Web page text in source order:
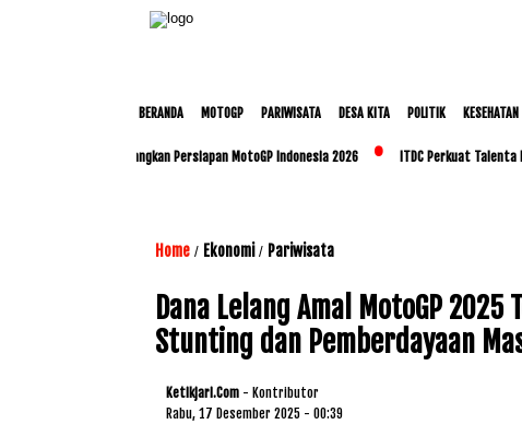
BERANDA MOTOGP PARIWISATA DESA KITA POLITIK KESEHATAN
Polda NTB Matangkan Persiapan MotoGP Indonesia 2026 ITDC Perkuat Talenta Lokal
Home / Ekonomi / Pariwisata
Dana Lelang Amal MotoGP
Stunting dan Pemberdayaan
Ketikjari.com - Kontributor
Rabu, 17 Desember 2025 - 00:39